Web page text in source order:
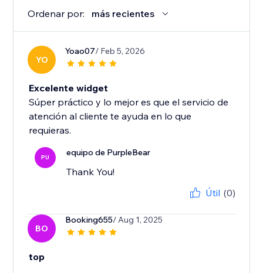
Ordenar por: más recientes
YO
Yoao07/ Feb 5, 2026
Excelente widget
Súper práctico y lo mejor es que el servicio de
atención al cliente te ayuda en lo que
requieras.
PU equipo de PurpleBear
Thank You!
Útil (0)
BO
Booking655/ Aug 1, 2025
top